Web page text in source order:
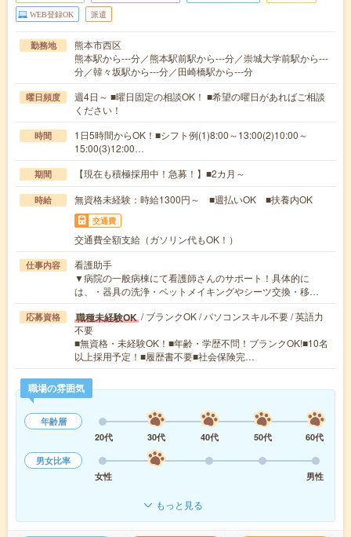
WEB登録OK 派遣
勤務地
熊本市西区
熊本駅から---分／熊本駅前駅から---分／崇城大学前駅から---
分／韓々坂駅から---分／田崎橋駅から---分
曜日頻度
週4日～ ■曜日固定の相談OK！ ■希望の曜日があればご相談
ください！
時間
1日5時間からOK！■シフト例(1)8:00～13:00(2)10:00～
15:00(3)12:00…
期間 【現在も積極採用中！急募！】■2カ月～
時給 無資格未経験：時給1300円～ ■週払いOK ■扶養内OK
交通費
交通費全額支給（ガソリン代もOK！）
仕事内容
看護助手
▼病院の一般病棟にて看護師さんのサポート！具体的に
は、・器具の洗浄・ベットメイキングやシーツ交換・移…
応募資格 職種未経験OK / ブランクOK / パソコンスキル不要 / 英語力
不要
■無資格・未経験OK！■年齢・学歴不問！ブランクOK!■10名
以上採用予定！■履歴書不要■社会保険完…
職場の雰囲気
年齢層
20代
30代 40代 50代
60代
男女比率
女性
男性
もっと見る